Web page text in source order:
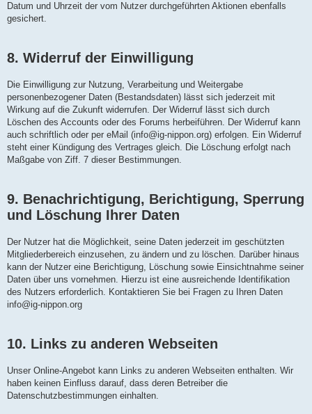
Datum und Uhrzeit der vom Nutzer durchgeführten Aktionen ebenfalls
gesichert.
8. Widerruf der Einwilligung
Die Einwilligung zur Nutzung, Verarbeitung und Weitergabe
personenbezogener Daten (Bestandsdaten) lässt sich jederzeit mit
Wirkung auf die Zukunft widerrufen. Der Widerruf lässt sich durch
Löschen des Accounts oder des Forums herbeiführen. Der Widerruf kann
auch schriftlich oder per eMail (info@ig-nippon.org) erfolgen. Ein Widerruf
steht einer Kündigung des Vertrages gleich. Die Löschung erfolgt nach
Maßgabe von Ziff. 7 dieser Bestimmungen.
9. Benachrichtigung, Berichtigung, Sperrung
und Löschung Ihrer Daten
Der Nutzer hat die Möglichkeit, seine Daten jederzeit im geschützten
Mitgliederbereich einzusehen, zu ändern und zu löschen. Darüber hinaus
kann der Nutzer eine Berichtigung, Löschung sowie Einsichtnahme seiner
Daten über uns vornehmen. Hierzu ist eine ausreichende Identifikation
des Nutzers erforderlich. Kontaktieren Sie bei Fragen zu Ihren Daten
info@ig-nippon.org
10. Links zu anderen Webseiten
Unser Online-Angebot kann Links zu anderen Webseiten enthalten. Wir
haben keinen Einfluss darauf, dass deren Betreiber die
Datenschutzbestimmungen einhalten.